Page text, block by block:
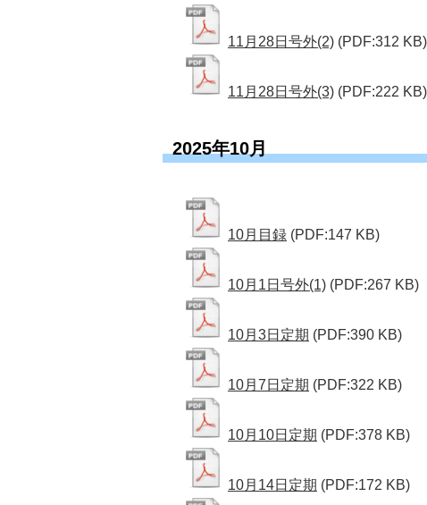
11月28日号外(2) (PDF:312 KB)
11月28日号外(3) (PDF:222 KB)
2025年10月
10月目録 (PDF:147 KB)
10月1日号外(1) (PDF:267 KB)
10月3日定期 (PDF:390 KB)
10月7日定期 (PDF:322 KB)
10月10日定期 (PDF:378 KB)
10月14日定期 (PDF:172 KB)